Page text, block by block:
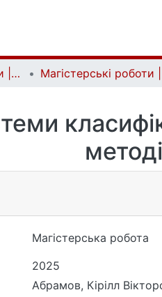
Кваліфікаційні роботи | Qualifying works
Магістерська робота
2025
Абрамов, Кірілл